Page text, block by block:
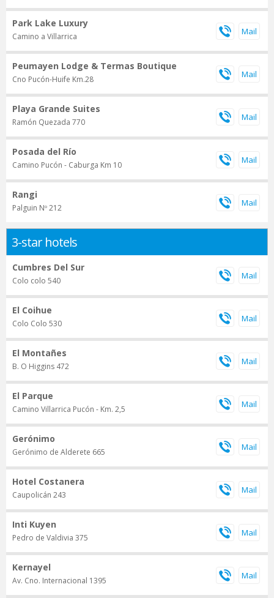
Park Lake Luxury
Camino a Villarrica
Peumayen Lodge & Termas Boutique
Cno Pucón-Huife Km.28
Playa Grande Suites
Ramón Quezada 770
Posada del Río
Camino Pucón - Caburga Km 10
Rangi
Palguin Nº 212
3-star hotels
Cumbres Del Sur
Colo colo 540
El Coihue
Colo Colo 530
El Montañes
B. O Higgins 472
El Parque
Camino Villarrica Pucón - Km. 2,5
Gerónimo
Gerónimo de Alderete 665
Hotel Costanera
Caupolicán 243
Inti Kuyen
Pedro de Valdivia 375
Kernayel
Av. Cno. Internacional 1395